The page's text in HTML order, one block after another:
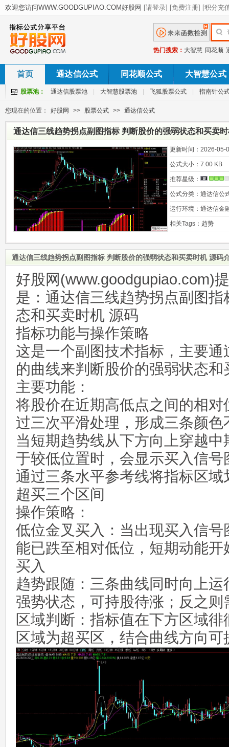
热门搜索： 大智慧 同花顺
首页 通达信公式 同花顺公式 大智慧公式
股票池： 通达信股票池 大智慧股票池 飞狐股票公式 指南针公
您现在的位置： 好股网 >> 股票公式 >> 通达信公式
通达信三线趋势拐点副图指标 判断股价的强弱状态和买卖
更新时间： 2026-05-
公式大小： 7.00 KB
推荐星级：
公式分类： 通达信公
运行环境： 通达信金
相关Tags： 趋势
通达信三线趋势拐点副图指标 判断股价的强弱状态和买卖时机 源码
好股网(www.goodgupiao.com)
是：通达信三线趋势拐点副图
态和买卖时机 源码
指标功能与操作策略
这是一个副图技术指标，主要
的曲线来判断股价的强弱状态和
主要功能：
将股价在近期高低点之间的相
过三次平滑处理，形成三条颜色
当短期趋势线从下方向上穿越
于较低位置时，会显示买入信号
通过三条水平参考线将指标区
超买三个区间
操作策略：
低位金叉买入：当出现买入信
能已跌至相对低位，短期动能
买入
趋势跟随：三条曲线同时向上
强势状态，可持股待涨；反之则
区域判断：指标值在下方区域
区域为超买区，结合曲线方向